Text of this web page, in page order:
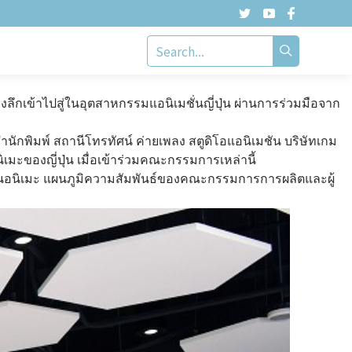
ลับในอุตสาหกรรมการลงทุนในวงการอนิเมะ
โต้จุนจิ คอลเลคชั่น ในปี 2018 ทุกปีนับตั้งแต่นั้น โดยมีการระดม
ะที่ Muse Communication Co., Ltd เพื่อตอบคำถามที่แฟน ๆ
ลึกเข้าไปสู่ในอุตสาหกรรมแอนิเมชั่นญี่ปุ่น ผ่านการร่วมมือจาก
นักพิมพ์ สถานีโทรทัศน์ ค่ายเพลง สตูดิโอแอนิเมชัน บริษัทเกม
มะของญี่ปุ่น เมื่อเข้าร่วมคณะกรรมการเหล่านี้
อนิเมะ แผนภูมิความสัมพันธ์ของคณะกรรมการการผลิตและผู้